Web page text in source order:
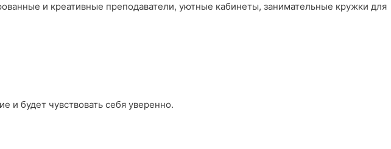
и креативные преподаватели, уютные кабинеты, занимательные кружки для
будет чувствовать себя уверенно.